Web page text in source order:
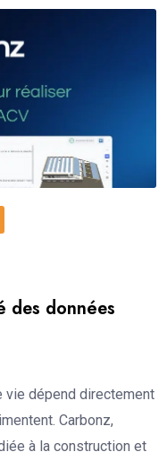
des données
vie dépend directement
Carbonz,
à la construction et